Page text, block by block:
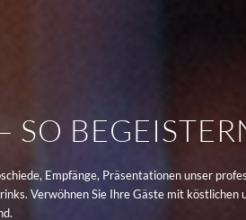
Empfänge, Präsentationen unser
Verwöhnen Sie Ihre Gäste mit köstlichen